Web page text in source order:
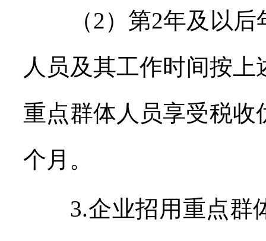
（2）第2年及以后
人员及其工作时间按
重点群体人员享受税收
个月。
3.企业招用重点群